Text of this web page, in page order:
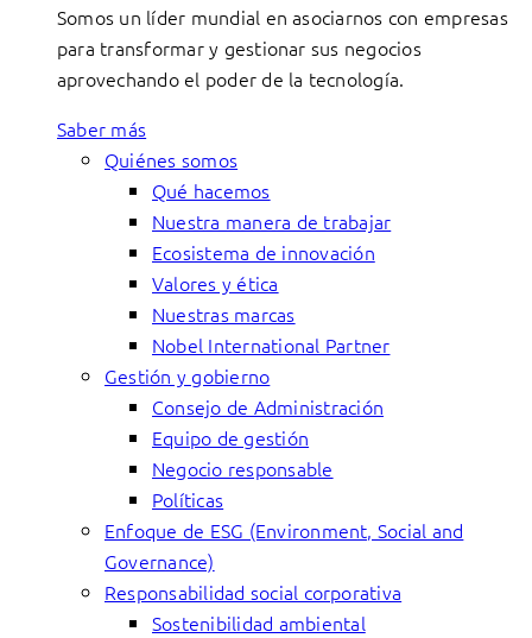
Somos un líder mundial en asociarnos con empresas
para transformar y gestionar sus negocios
aprovechando el poder de la tecnología.
Saber más
Quiénes somos
Qué hacemos
Nuestra manera de trabajar
Ecosistema de innovación
Valores y ética
Nuestras marcas
Nobel International Partner
Gestión y gobierno
Consejo de Administración
Equipo de gestión
Negocio responsable
Políticas
Enfoque de ESG (Environment, Social and
Governance)
Responsabilidad social corporativa
Sostenibilidad ambiental